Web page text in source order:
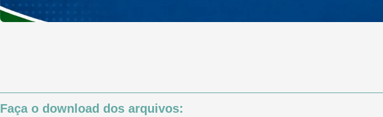
Faça o download dos arquivos: